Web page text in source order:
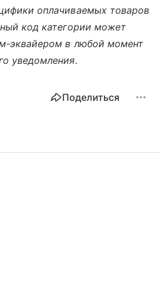
оплачиваемых товаров
код категории может
эквайером в любой момент
уведомления.
Поделиться